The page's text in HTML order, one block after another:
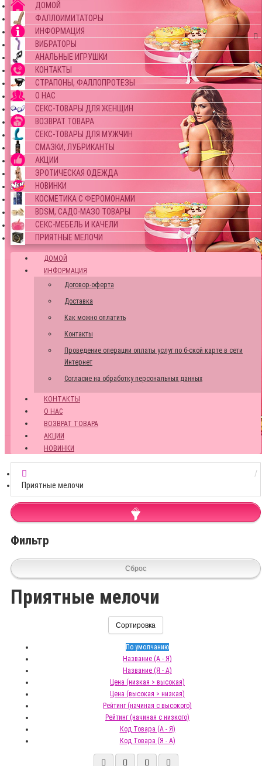
ДОМОЙ
ФАЛЛОИМИТАТОРЫ
ИНФОРМАЦИЯ
ВИБРАТОРЫ
АНАЛЬНЫЕ ИГРУШКИ
КОНТАКТЫ
СТРАПОНЫ, ФАЛЛОПРОТЕЗЫ
О НАС
СЕКС-ТОВАРЫ ДЛЯ ЖЕНЩИН
ВОЗВРАТ ТОВАРА
СЕКС-ТОВАРЫ ДЛЯ МУЖЧИН
СМАЗКИ, ЛУБРИКАНТЫ
АКЦИИ
ЭРОТИЧЕСКАЯ ОДЕЖДА
НОВИНКИ
КОСМЕТИКА С ФЕРОМОНАМИ
BDSM, САДО-МАЗО ТОВАРЫ
СЕКС-МЕБЕЛЬ И КАЧЕЛИ
ПРИЯТНЫЕ МЕЛОЧИ
ДОМОЙ
ИНФОРМАЦИЯ
Договор-оферта
Доставка
Как можно оплатить
Контакты
Проведение операции оплаты услуг по б-ской карте в сети
Интернет
Согласие на обработку персональных данных
КОНТАКТЫ
О НАС
ВОЗВРАТ ТОВАРА
АКЦИИ
НОВИНКИ
Приятные мелочи
Фильтр
Сброс
Приятные мелочи
Сортировка
По умолчанию
Название (А - Я)
Название (Я - А)
Цена (низкая > высокая)
Цена (высокая > низкая)
Рейтинг (начиная с высокого)
Рейтинг (начиная с низкого)
Код Товара (А - Я)
Код Товара (Я - А)